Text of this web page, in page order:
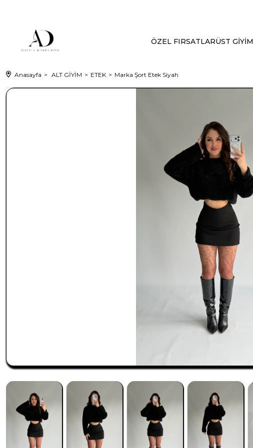
ÖZEL FIRSATLARÜST GİYİM
Anasayfa ALT GİYİM ETEK Marka Şort Etek Siyah